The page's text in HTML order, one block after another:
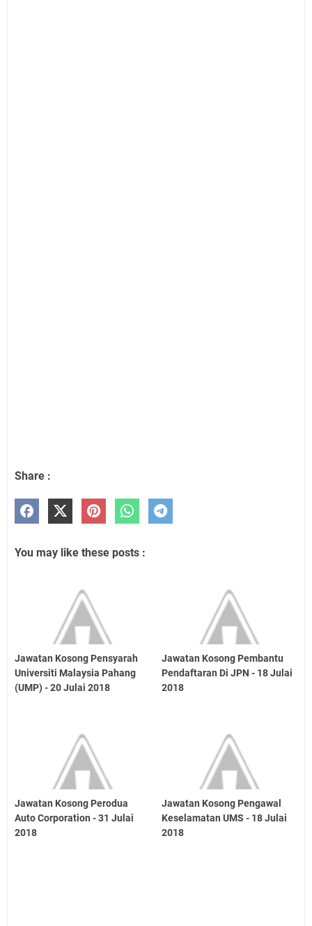
Share :
You may like these posts :
Jawatan Kosong Pensyarah
Universiti Malaysia Pahang
(UMP) - 20 Julai 2018
Jawatan Kosong Pembantu
Pendaftaran Di JPN - 18 Julai
2018
Jawatan Kosong Perodua
Auto Corporation - 31 Julai
2018
Jawatan Kosong Pengawal
Keselamatan UMS - 18 Julai
2018